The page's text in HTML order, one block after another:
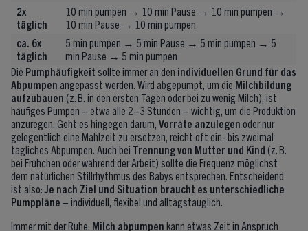
2x
täglich
10 min pumpen → 10 min Pause → 10 min pumpen →
10 min Pause → 10 min pumpen
ca. 6x
täglich
5 min pumpen → 5 min Pause → 5 min pumpen → 5
min Pause → 5 min pumpen
Die Pumphäufigkeit sollte immer an den individuellen Grund für das
Abpumpen angepasst werden. Wird abgepumpt, um die Milchbildung
aufzubauen (z. B. in den ersten Tagen oder bei zu wenig Milch), ist
häufiges Pumpen – etwa alle 2–3 Stunden – wichtig, um die Produktion
anzuregen. Geht es hingegen darum, Vorräte anzulegen oder nur
gelegentlich eine Mahlzeit zu ersetzen, reicht oft ein- bis zweimal
tägliches Abpumpen. Auch bei Trennung von Mutter und Kind (z. B.
bei Frühchen oder während der Arbeit) sollte die Frequenz möglichst
dem natürlichen Stillrhythmus des Babys entsprechen. Entscheidend
ist also: Je nach Ziel und Situation braucht es unterschiedliche
Pumppläne – individuell, flexibel und alltagstauglich.
Immer mit der Ruhe: Milch abpumpen kann etwas Zeit in Anspruch